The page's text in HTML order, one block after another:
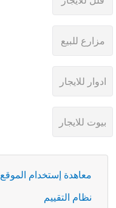
معاهدة إستخدام الموقع
نظام التقييم